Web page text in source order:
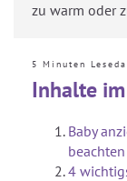
zu warm oder
5 Minuten
Inhalte
Baby
beachten
4